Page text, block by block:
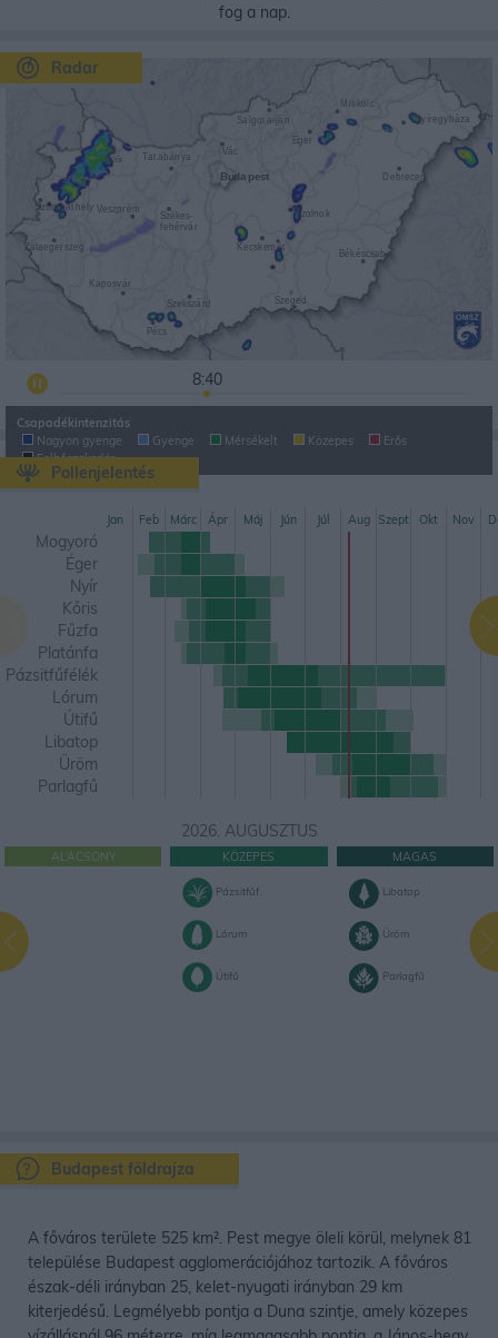
fog a nap.
Radar
8:50
Csapadékintenzitás
Nagyon gyenge
Gyenge Mérsékelt Közepes
Erős
Felhőszakadás
Pollenjelentés
Mogyoró
Éger
Nyír
Kőris
Fűzfa
Platánfa
Pázsitfűfélék
Lórum
Útifű
Libatop
Üröm
Parlagfű
Jan Feb Márc Ápr Máj Jún Júl Aug Szept Okt Nov
2026. AUGUSZTUS
ALACSONY KÖZEPES
Pázsitfűf.
Lórum
Útifű
MAGAS
Libatop
Üröm
Parlagfű
Budapest földrajza
A főváros területe 525 km². Pest megye öleli körül, melynek 81
települése Budapest agglomerációjához tartozik. A főváros
észak-déli irányban 25, kelet-nyugati irányban 29 km
kiterjedésű. Legmélyebb pontja a Duna szintje, amely közepes